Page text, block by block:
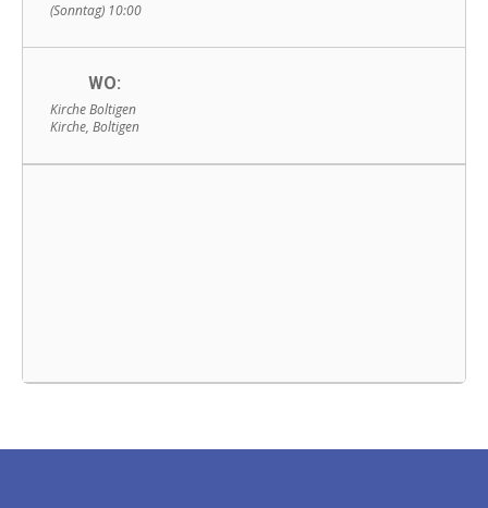
(Sonntag) 10:00
WO:
Kirche Boltigen
Kirche, Boltigen